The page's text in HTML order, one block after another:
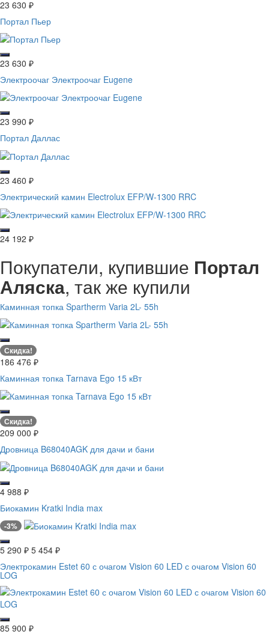
23 630 ₽
Портал Пьер
23 630 ₽
Электроочаг Электроочаг Eugene
23 990 ₽
Портал Даллас
23 460 ₽
Электрический камин Electrolux EFP/W-1300 RRC
24 192 ₽
Покупатели, купившие Портал
Аляска, так же купили
Каминная топка Spartherm Varia 2L- 55h
Скидка!
186 476 ₽
Каминная топка Tarnava Ego 15 кВт
Скидка!
209 000 ₽
Дровница B68040AGK для дачи и бани
4 988 ₽
Биокамин Kratki India max
-3%
5 290 ₽ 5 454 ₽
Электрокамин Estet 60 с очагом Vision 60 LED с очагом Vision 60
LOG
85 900 ₽